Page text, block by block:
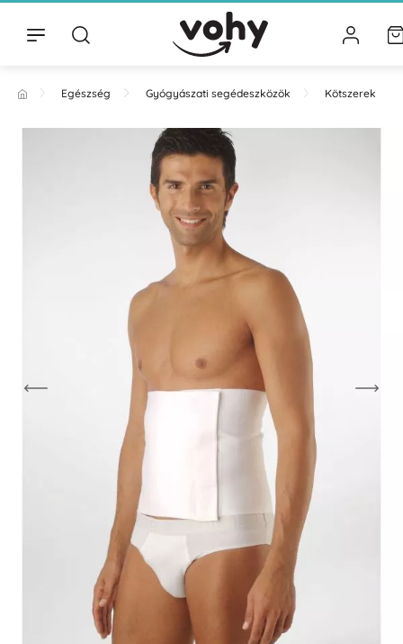
Egészség Gyógyászati segédeszközök Kötszerek